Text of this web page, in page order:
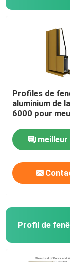
Profil de
Profil de la
Échelle
Profil
Tuyau en
Fabricants
Profiles de
aluminium de
6000 pour
Profil de